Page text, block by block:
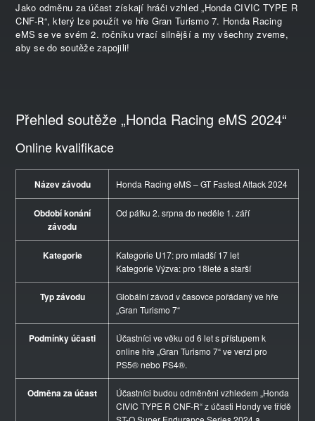
Jako odměnu za účast získají hráči vzhled „Honda CIVIC TYPE R
CNF-R“, který lze použít ve hře Gran Turismo 7. Honda Racing
eMS se ve svém 2. ročníku vrací silnější a my všechny zveme,
aby se do soutěže zapojili!
Přehled soutěže „Honda Racing eMS 2024“
Online kvalifikace
Název závodu Honda Racing eMS – GT Fastest Attack 2024
Období konání
závodu
Od pátku 2. srpna do neděle 1. září
Kategorie
Kategorie U17: pro mladší 17 let
Kategorie Výzva: pro 18leté a starší
Typ závodu
Globální závod v časovce pořádaný ve hře
„Gran Turismo 7“
Podmínky účasti
Účastníci ve věku od 6 let s přístupem k
online hře „Gran Turismo 7“ ve verzi pro
PS5® nebo PS4®.
Odměna za účast
Účastníci budou odměněni vzhledem „Honda
CIVIC TYPE R CNF-R“ z účasti Hondy ve třídě